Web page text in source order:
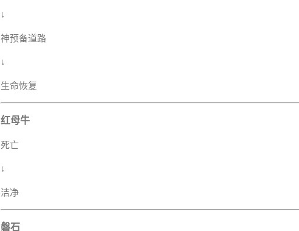
↓
神预备道路
↓
生命恢复
红母牛
死亡
↓
洁净
磐石